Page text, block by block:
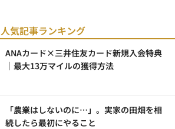
人気記事ランキング
ANAカード×三井住友カード新規入会特典
｜最大13万マイルの獲得方法
「農業はしないのに…」。実家の田畑を相
続したら最初にやること